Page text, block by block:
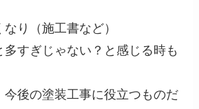
り（施工書など）
多すぎじゃない？と感じる時も
今後の塗装工事に役立つものだ